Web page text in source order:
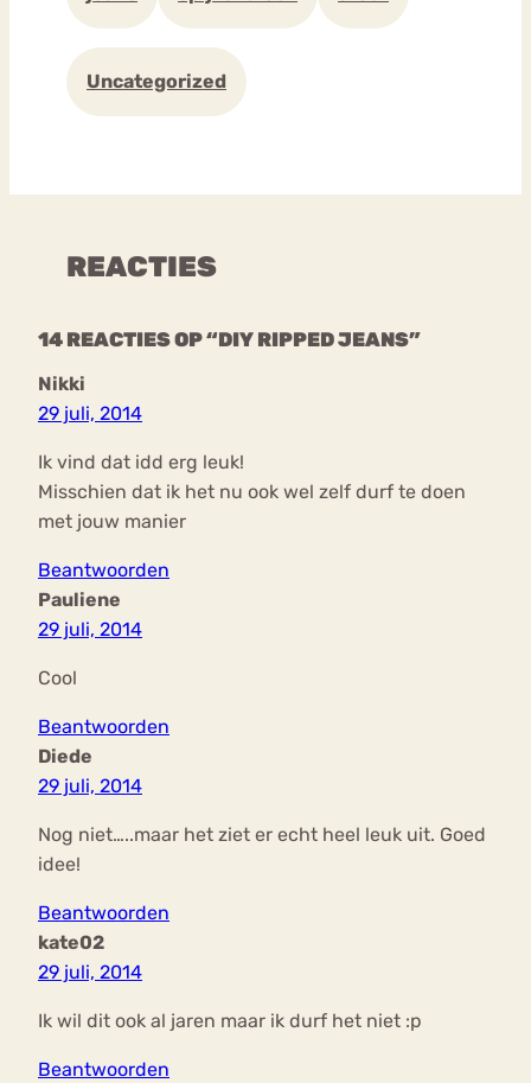
Uncategorized
REACTIES
14 REACTIES OP “DIY RIPPED JEANS”
Nikki
29 juli, 2014
Ik vind dat idd erg leuk!
Misschien dat ik het nu ook wel zelf durf te doen
met jouw manier
Beantwoorden
Pauliene
29 juli, 2014
Cool
Beantwoorden
Diede
29 juli, 2014
Nog niet…..maar het ziet er echt heel leuk uit. Goed
idee!
Beantwoorden
kate02
29 juli, 2014
Ik wil dit ook al jaren maar ik durf het niet :p
Beantwoorden